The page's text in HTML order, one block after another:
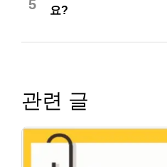
5
요?
관련 글